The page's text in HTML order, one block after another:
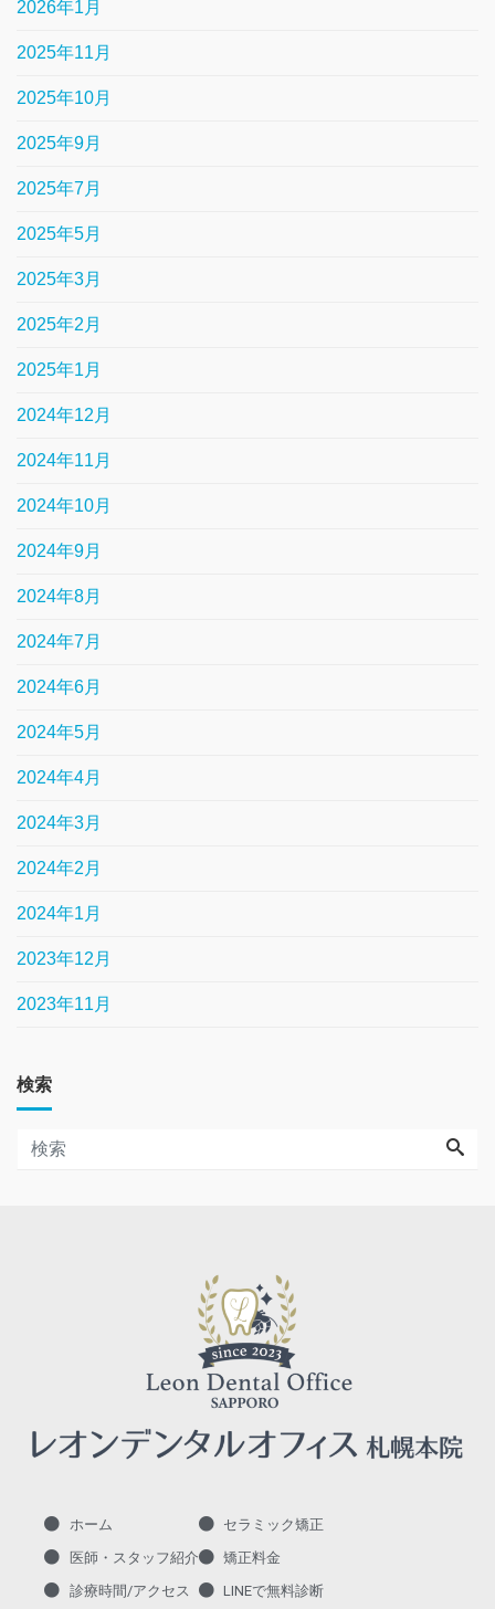
2026年1月
2025年11月
2025年10月
2025年9月
2025年7月
2025年5月
2025年3月
2025年2月
2025年1月
2024年12月
2024年11月
2024年10月
2024年9月
2024年8月
2024年7月
2024年6月
2024年5月
2024年4月
2024年3月
2024年2月
2024年1月
2023年12月
2023年11月
検索
ホーム
医師・スタッフ紹介
診療時間/アクセス
セラミック矯正
矯正料金
LINEで無料診断